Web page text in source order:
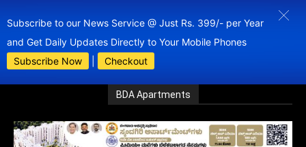
Subscribe to our News Service @ Just Rs. 399/- per Year
and Get Daily Updates Directly to Your Mobile Phones
Subscribe Now
Checkout
BDA Apartments